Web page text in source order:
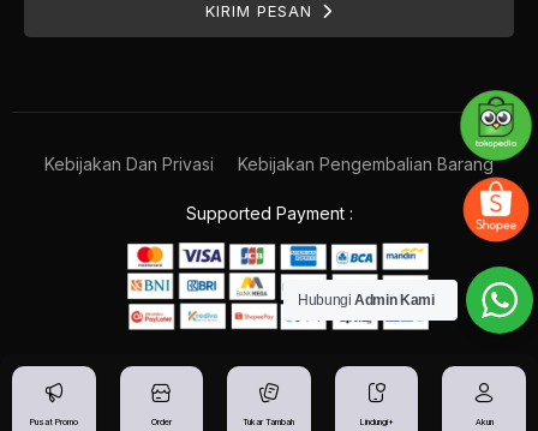
KIRIM PESAN
Supported Payment :
Kebijakan Dan Privasi Kebijakan Pengembalian Barang
Pusat Promo Order Tukar Tambah Lindungi+ Akun
Hubungi Admin Kami